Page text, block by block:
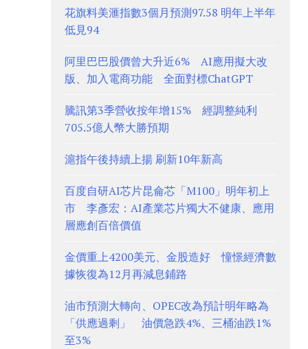
花旗料美滙指數3個月預測97.58 明年上半年
低見94
阿里巴巴股價曾大升近6% AI應用擬大改
版、加入電商功能 全面對標ChatGPT
騰訊第3季營收按年增15% 經調整純利
705.5億人幣大勝預期
滬指午後持續上揚 刷新10年新高
百度自研AI芯片昆侖芯「M100」明年初上
市 李彥宏：AI產業芯片獨大不健康、應用
層應創百倍價值
金價重上4200美元、金股造好 憧憬經濟數
據恢復為12月再減息鋪路
油市預測大轉向、OPEC改為預計明年略為
「供應過剩」 油價急跌4%、三桶油跌1%
至3%